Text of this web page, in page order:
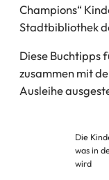
Champions“
Stadtbibliothek
Diese Buchtipps
zusammen mit
Ausleihe
Die
was in
wird